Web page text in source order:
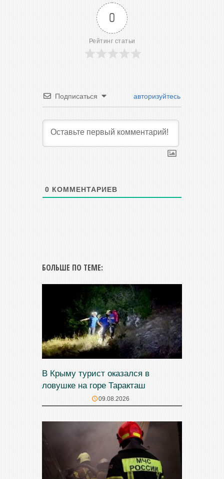
0
Рейтинг статьи
Подписаться авторизуйтесь
0 КОММЕНТАРИЕВ
БОЛЬШЕ ПО ТЕМЕ:
В Крыму турист оказался в
ловушке на горе Таракташ
09.08.2026